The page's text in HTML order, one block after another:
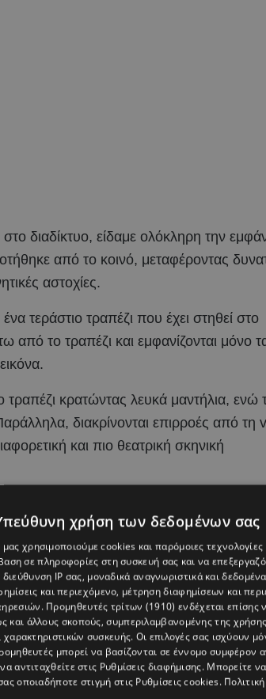
διαδίκτυο, είδαμε ολόκληρη την
από το κοινό, μεταφέροντας
αστοχίες.
τεράστιο τραπέζι που έχει στηθεί στο
από το τραπέζι και εμφανίζονται μόνο
κρατώντας λευκά μαντήλια, ενώ
διακρίνονται επιρροές από τη
και πιο θεατρική σκηνική
δοθεί στη δημοσιότητα τις
ξανά πάνω στο τραπέζι, με την
τραγουδίστρια καθώς διασχίζει μόνη
περνούν στην πασαρέλα, η οποία
επίσης οι: Bulgaria, Azerbaijan,
Switzerland, Austria, Latvia,
χρήση των δεδομένων σας
μας χρησιμοποιούμε cookies και παρόμοιες
σε πληροφορίες στη συσκευή σας και να
IP σας, μοναδικά αναγνωριστικά και
και περιεχόμενο, μέτρηση διαφημίσεων και
Προμηθευτές τρίτων (1910) ενδέχεται επίσης
και άλλους σκοπούς, συμπεριλαμβανομένης της
συσκευής. Οι επιλογές σας ισχύουν
μπορεί να βασίζονται σε έννομο συμφέρον
αντιταχθείτε στις Ρυθμίσεις διαφήμισης. Μπορείτε
οποιαδήποτε στιγμή στις Ρυθμίσεις cookies.